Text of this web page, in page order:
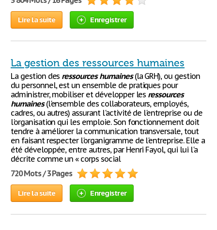
Lire la suite Enregistrer
La gestion des ressources humaines
La gestion des ressources humaines(la GRH), ou gestion
du personnel, est un ensemble de pratiques pour
administrer, mobiliser et développer les ressources
humaines(l'ensemble des collaborateurs, employés,
cadres, ou autres) assurant l'activité de l'entreprise ou de
l'organisation qui les emploie. Son fonctionnement doit
tendre à améliorer la communication transversale, tout
en faisant respecter l'organigramme de l'entreprise. Elle a
été développée, entre autres, par Henri Fayol, qui lui l'a
décrite comme un « corps social
720 Mots / 3 Pages
Lire la suite Enregistrer